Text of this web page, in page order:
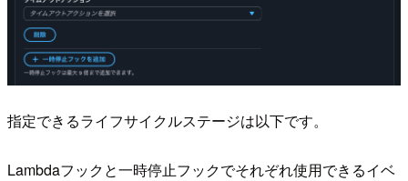
指定できるライフサイクルステージは以下です。
Lambdaフックと一時停止フックでそれぞれ使用できるイベ